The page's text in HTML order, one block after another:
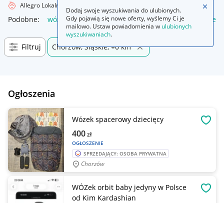
Allegro Lokalnie
Podobne: wózki wózki do bramy przesuwnej wózki
Filtruj Chorzów, Śląskie, +0 km
Ogłoszenia
Wózek spacerowy dziecięcy
OGŁOSZENIE
400zł
SPRZEDAJĄCY: OSOBA PRYWATNA
Chorzów
WÓZek orbit baby jedyny w Polsce
od Kim Kardashian
Dodaj swoje wyszukiwania do ulubionych.
Gdy pojawią się nowe oferty, wyślemy Ci je
mailowo. Ustaw powiadomienia w ulubionych
wyszukiwaniach.